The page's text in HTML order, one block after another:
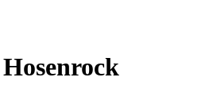
Hosenrock